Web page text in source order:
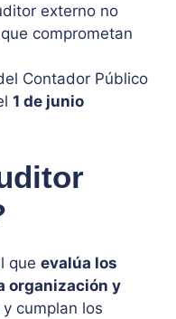
externo no
comprometan
Contador Público
1 de junio
que evalúa los
organización y
y cumplan los